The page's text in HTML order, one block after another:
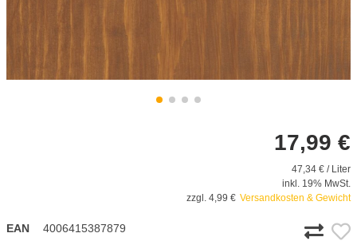
17,99 €
47,34 € / Liter
inkl. 19% MwSt.
zzgl. 4,99 € Versandkosten & Gewicht
EAN 4006415387879